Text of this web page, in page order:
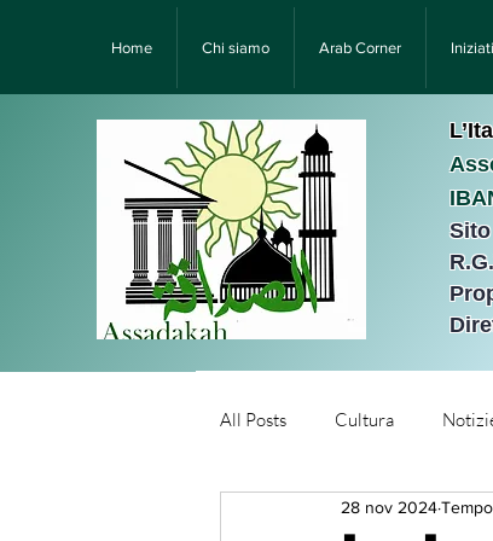
Home Chi siamo Arab Corner
All Posts Cultura
Նորություններ/Notizie
28 nov 2024